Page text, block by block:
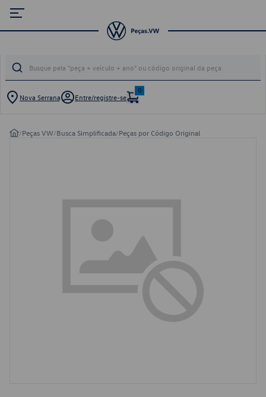
Nova Serrana Entre/registre-se
0
/Peças VW/Busca Simplificada/Peças por Código Original